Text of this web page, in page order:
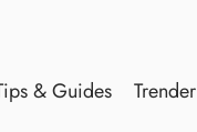
& Guides Trender